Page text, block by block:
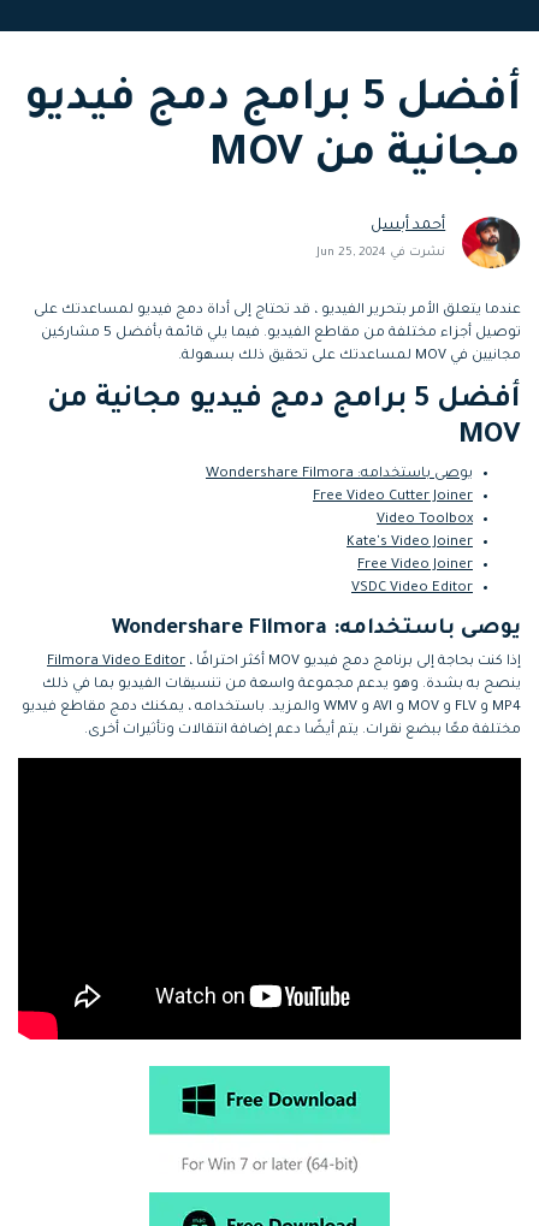
تعلم المعرفة الأساسية في تحرير
بنفسك
اكتشف كيفية إنشاء تأثيرات خاصة
تابع Filmora على:
Blog
search
أفضل 5 برامج دمج فيديو
مجانية من MOV
أحمد أبسل
نشرت في Jun 25, 2024
عندما يتعلق الأمر بتحرير الفيديو ، قد تحتاج إلى أداة دمج فيديو لمساعدتك على
توصيل أجزاء مختلفة من مقاطع الفيديو. فيما يلي قائمة بأفضل 5 مشاركين
مجانيين في MOV لمساعدتك على تحقيق ذلك بسهولة.
أفضل 5 برامج دمج فيديو مجانية من
MOV
يوصى باستخدامه: Wondershare Filmora
Free Video Cutter Joiner
Video Toolbox
Kate's Video Joiner
Free Video Joiner
VSDC Video Editor
يوصى باستخدامه: Wondershare Filmora
إذا كنت بحاجة إلى برنامج دمج فيديو MOV أكثر احترافًا ،
Filmora Video Editor
ينصح به بشدة. وهو يدعم مجموعة واسعة من تنسيقات الفيديو بما في ذلك
MP4 و FLV و MOV و AVI و WMV والمزيد. باستخدامه ، يمكنك دمج مقاطع فيديو
مختلفة معًا ببضع نقرات. يتم أيضًا دعم إضافة انتقالات وتأثيرات أخرى.